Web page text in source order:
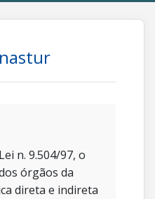
n. 9.504/97, o
órgãos da
direta e indireta